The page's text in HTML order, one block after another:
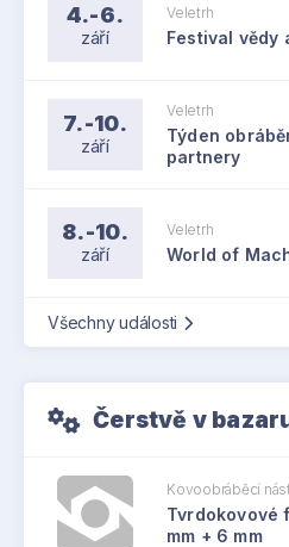
4.-6.
září
Veletrh
Festival vědy
7.-10.
září
Veletrh
Týden
partnery
8.-10.
září
Veletrh
World of
Všechny události
Čerstvě v
Kovoobráběcí
Tvrdokovové
mm + 6 mm